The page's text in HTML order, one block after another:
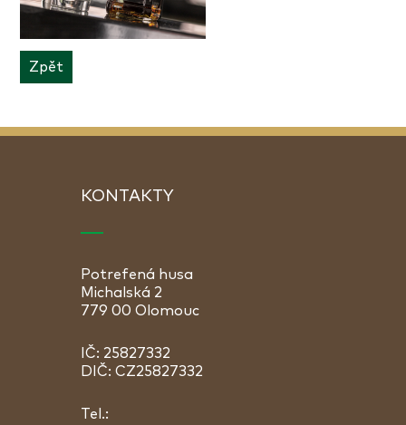
Zpět
KONTAKTY
Potrefená husa
Michalská 2
779 00 Olomouc
IČ: 25827332
DIČ: CZ25827332
Tel.: